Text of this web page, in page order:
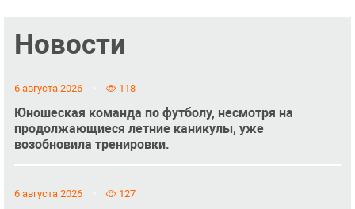
Новости
6 августа 2026 118
Юношеская команда по футболу, несмотря на
продолжающиеся летние каникулы, уже
возобновила тренировки.
6 августа 2026 127